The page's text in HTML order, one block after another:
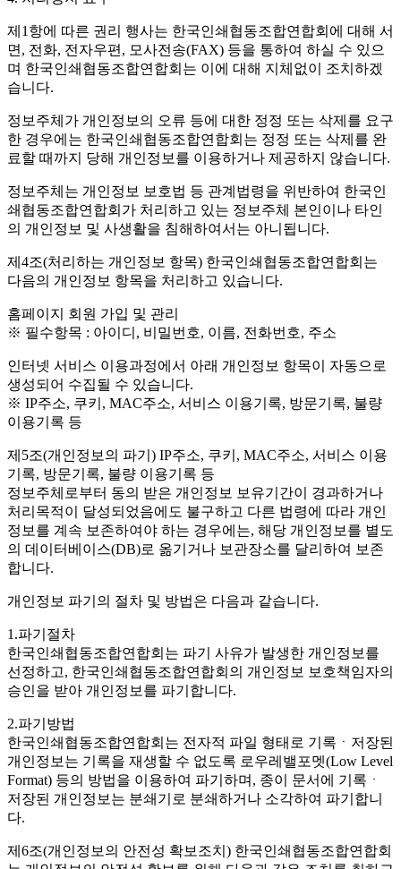
제1항에 따른 권리 행사는 한국인쇄협동조합연합회에 대해 서
면, 전화, 전자우편, 모사전송(FAX) 등을 통하여 하실 수 있으
며 한국인쇄협동조합연합회는 이에 대해 지체없이 조치하겠
습니다.
정보주체가 개인정보의 오류 등에 대한 정정 또는 삭제를 요구
한 경우에는 한국인쇄협동조합연합회는 정정 또는 삭제를 완
료할 때까지 당해 개인정보를 이용하거나 제공하지 않습니다.
정보주체는 개인정보 보호법 등 관계법령을 위반하여 한국인
쇄협동조합연합회가 처리하고 있는 정보주체 본인이나 타인
의 개인정보 및 사생활을 침해하여서는 아니됩니다.
제4조(처리하는 개인정보 항목) 한국인쇄협동조합연합회는
다음의 개인정보 항목을 처리하고 있습니다.
홈페이지 회원 가입 및 관리
※ 필수항목 : 아이디, 비밀번호, 이름, 전화번호, 주소
인터넷 서비스 이용과정에서 아래 개인정보 항목이 자동으로
생성되어 수집될 수 있습니다.
※ IP주소, 쿠키, MAC주소, 서비스 이용기록, 방문기록, 불량
이용기록 등
제5조(개인정보의 파기) IP주소, 쿠키, MAC주소, 서비스 이용
기록, 방문기록, 불량 이용기록 등
정보주체로부터 동의 받은 개인정보 보유기간이 경과하거나
처리목적이 달성되었음에도 불구하고 다른 법령에 따라 개인
정보를 계속 보존하여야 하는 경우에는, 해당 개인정보를 별도
의 데이터베이스(DB)로 옮기거나 보관장소를 달리하여 보존
합니다.
개인정보 파기의 절차 및 방법은 다음과 같습니다.
1.파기절차
한국인쇄협동조합연합회는 파기 사유가 발생한 개인정보를
선정하고, 한국인쇄협동조합연합회의 개인정보 보호책임자의
승인을 받아 개인정보를 파기합니다.
2.파기방법
한국인쇄협동조합연합회는 전자적 파일 형태로 기록ㆍ저장된
개인정보는 기록을 재생할 수 없도록 로우레밸포멧(Low Level
Format) 등의 방법을 이용하여 파기하며, 종이 문서에 기록ㆍ
저장된 개인정보는 분쇄기로 분쇄하거나 소각하여 파기합니
다.
제6조(개인정보의 안전성 확보조치) 한국인쇄협동조합연합회